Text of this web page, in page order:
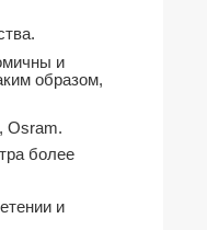
и
образом,
Osram.
более
и